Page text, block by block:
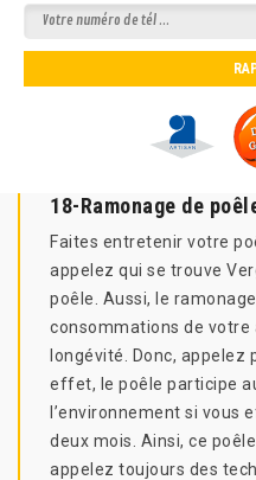
18-Ramonage de
Faites entretenir votre
appelez qui se trouve
poêle. Aussi, le
consommations de votre
longévité. Donc, appelez
effet, le poêle participe
l’environnement si vous
deux mois. Ainsi, ce
appelez toujours des